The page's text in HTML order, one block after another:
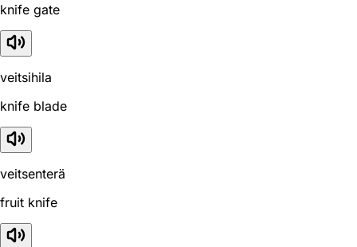
knife gate
veitsihila
knife blade
veitsenterä
fruit knife